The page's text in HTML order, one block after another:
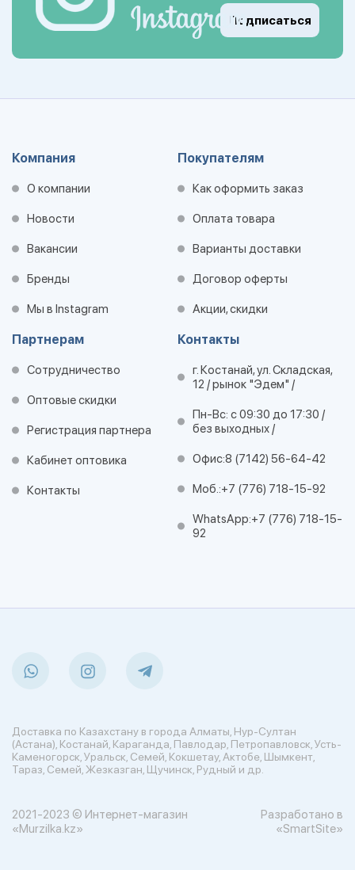
Подписаться
Компания
О компании
Новости
Вакансии
Бренды
Мы в Instagram
Покупателям
Как оформить заказ
Оплата товара
Варианты доставки
Договор оферты
Акции, скидки
Партнерам
Сотрудничество
Оптовые скидки
Регистрация партнера
Кабинет оптовика
Контакты
Контакты
г. Костанай, ул. Складская,
12 / рынок "Эдем" /
Пн-Вс: с 09:30 до 17:30 /
без выходных /
Офис:8 (7142) 56-64-42
Моб.:+7 (776) 718-15-92
WhatsApp:+7 (776) 718-15-
92
Доставка по Казахстану в города Алматы, Нур-Султан
(Астана), Костанай, Караганда, Павлодар, Петропавловск, Усть-
Каменогорск, Уральск, Семей, Кокшетау, Актобе, Шымкент,
Тараз, Семей, Жезказган, Щучинск, Рудный и др.
2021-2023 © Интернет-магазин
«Murzilka.kz»
Разработано в
«SmartSite»